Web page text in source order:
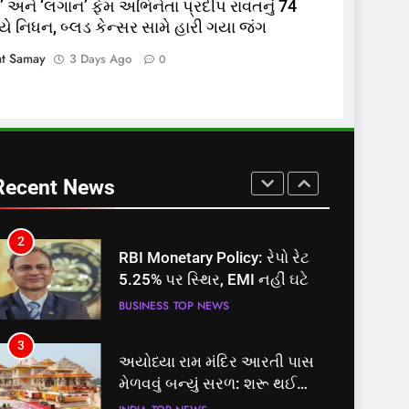
અને ‘લગાન’ ફેમ અભિનેતા પ્રદીપ રાવતનું 74
નિધન, બ્લડ કેન્સર સામે હારી ગયા જંગ
Samay
3 Days Ago 0
News
8
બેઠક પરથી પવન પાંડેને 2027
માટે બનાવાયા ઉમેદવાર
2
RBI Monetary Policy: રેપો રેટ
5.25% પર સ્થિર, EMI નહીં ઘટે
BUSINESS TOP NEWS
3
અયોધ્યા રામ મંદિર આરતી પાસ
મેળવવું બન્યું સરળ: શરૂ થઈ